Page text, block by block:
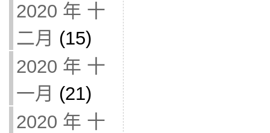
2020 年 十
二月 (15)
2020 年 十
一月 (21)
2020 年 十